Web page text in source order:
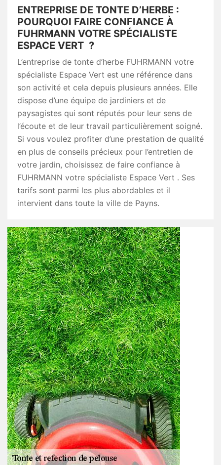
ENTREPRISE DE TONTE D’HERBE :
POURQUOI FAIRE CONFIANCE À
FUHRMANN VOTRE SPÉCIALISTE
ESPACE VERT ?
L’entreprise de tonte d’herbe FUHRMANN votre
spécialiste Espace Vert est une référence dans
son activité et cela depuis plusieurs années. Elle
dispose d’une équipe de jardiniers et de
paysagistes qui sont réputés pour leur sens de
l’écoute et de leur travail particulièrement soigné.
Si vous voulez profiter d’une prestation de qualité
en plus de conseils précieux pour l’entretien de
votre jardin, choisissez de faire confiance à
FUHRMANN votre spécialiste Espace Vert . Ses
tarifs sont parmi les plus abordables et il
intervient dans toute la ville de Payns.